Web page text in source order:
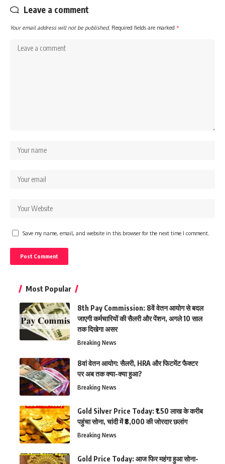
Leave a comment
Your email address will not be published. Required fields are marked *
Save my name, email, and website in this browser for the next time I comment.
Most Popular
8th Pay Commission: 8वें वेतन आयोग से बदल
जाएगी कर्मचारियों की सैलरी और पेंशन, अगले 10 साल
तक दिखेगा असर
Breaking News
8वां वेतन आयोग: सैलरी, HRA और फिटमेंट फैक्टर
पर अब तक क्या-क्या हुआ?
Breaking News
Gold Silver Price Today: ₹1.50 लाख के करीब
पहुंचा सोना, चांदी में ₹8,000 की जोरदार छलांग
Breaking News
Gold Price Today: आज फिर महंगा हुआ सोना-